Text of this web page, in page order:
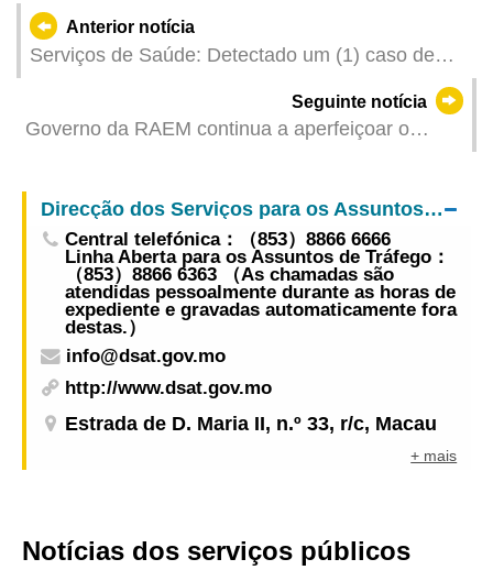
Anterior notícia
Serviços de Saúde: Detectado um (1) caso de
Seguinte notícia
Governo da RAEM continua a aperfeiçoar o
Aterros Urbanos
Direcção dos Serviços para os Assuntos de Tráfego
Central telefónica：（853）8866 6666
Linha Aberta para os Assuntos de Tráfego：
（853）8866 6363 （As chamadas são
atendidas pessoalmente durante as horas de
expediente e gravadas automaticamente fora
destas.）
info@dsat.gov.mo
http://www.dsat.gov.mo
Estrada de D. Maria II, n.º 33, r/c, Macau
+ mais
Notícias dos serviços públicos